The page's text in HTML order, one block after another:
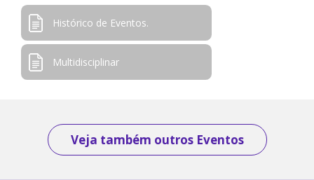
Histórico de Eventos.
Multidisciplinar
Veja também outros Eventos